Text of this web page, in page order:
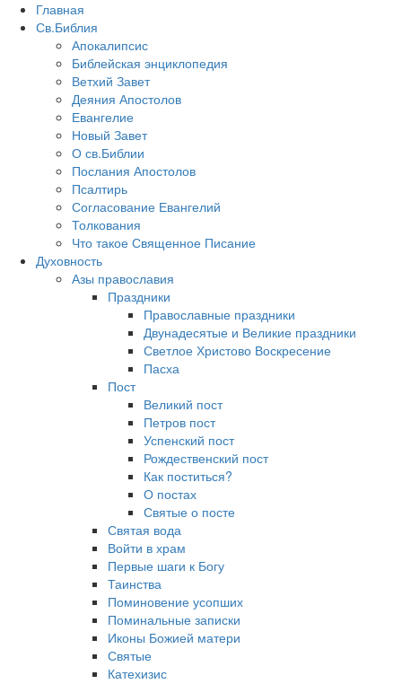
Главная
Св.Библия
Апокалипсис
Библейская энциклопедия
Ветхий Завет
Деяния Апостолов
Евангелие
Новый Завет
О св.Библии
Послания Апостолов
Псалтирь
Согласование Евангелий
Толкования
Что такое Священное Писание
Духовность
Азы православия
Праздники
Православные праздники
Двунадесятые и Великие праздники
Светлое Христово Воскресение
Пасха
Пост
Великий пост
Петров пост
Успенский пост
Рождественский пост
Как поститься?
О постах
Святые о посте
Святая вода
Войти в храм
Первые шаги к Богу
Таинства
Поминовение усопших
Поминальные записки
Иконы Божией матери
Святые
Катехизис